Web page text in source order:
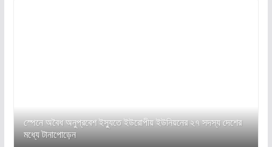
স্পেনে অবৈধ অনুপ্রবেশ ইস্যুতে ইউরোপীয় ইউনিয়নের ২৭ সদস্য দেশের
মধ্যে টানাপোড়েন